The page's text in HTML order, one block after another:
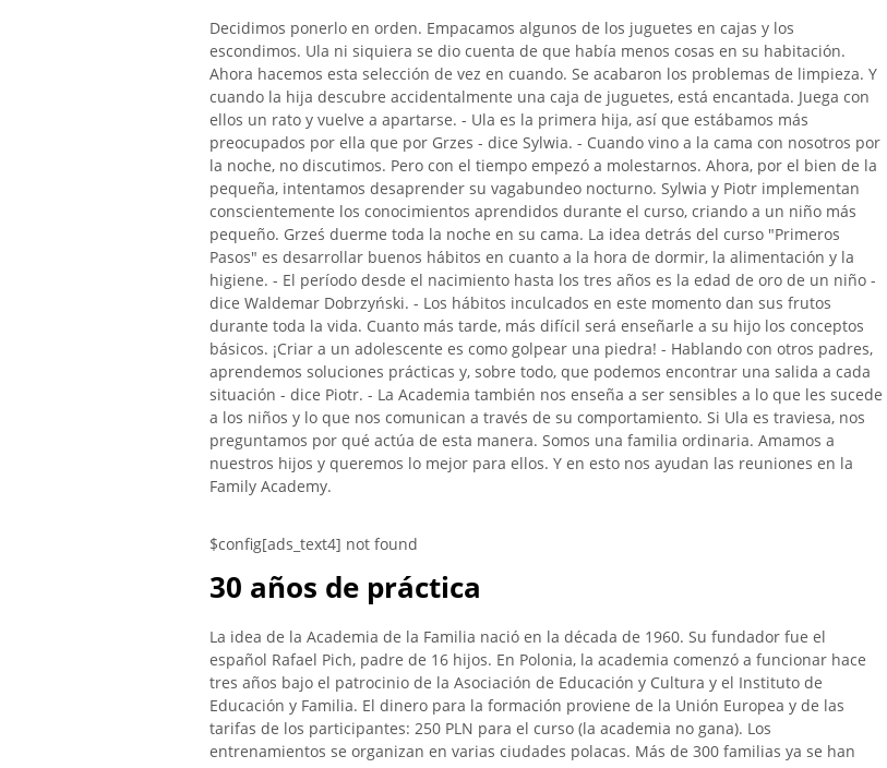
Decidimos ponerlo en orden. Empacamos algunos de los juguetes en cajas y los
escondimos. Ula ni siquiera se dio cuenta de que había menos cosas en su habitación.
Ahora hacemos esta selección de vez en cuando. Se acabaron los problemas de limpieza. Y
cuando la hija descubre accidentalmente una caja de juguetes, está encantada. Juega con
ellos un rato y vuelve a apartarse. - Ula es la primera hija, así que estábamos más
preocupados por ella que por Grzes - dice Sylwia. - Cuando vino a la cama con nosotros por
la noche, no discutimos. Pero con el tiempo empezó a molestarnos. Ahora, por el bien de la
pequeña, intentamos desaprender su vagabundeo nocturno. Sylwia y Piotr implementan
conscientemente los conocimientos aprendidos durante el curso, criando a un niño más
pequeño. Grześ duerme toda la noche en su cama. La idea detrás del curso "Primeros
Pasos" es desarrollar buenos hábitos en cuanto a la hora de dormir, la alimentación y la
higiene. - El período desde el nacimiento hasta los tres años es la edad de oro de un niño -
dice Waldemar Dobrzyński. - Los hábitos inculcados en este momento dan sus frutos
durante toda la vida. Cuanto más tarde, más difícil será enseñarle a su hijo los conceptos
básicos. ¡Criar a un adolescente es como golpear una piedra! - Hablando con otros padres,
aprendemos soluciones prácticas y, sobre todo, que podemos encontrar una salida a cada
situación - dice Piotr. - La Academia también nos enseña a ser sensibles a lo que les sucede
a los niños y lo que nos comunican a través de su comportamiento. Si Ula es traviesa, nos
preguntamos por qué actúa de esta manera. Somos una familia ordinaria. Amamos a
nuestros hijos y queremos lo mejor para ellos. Y en esto nos ayudan las reuniones en la
Family Academy.
$config[ads_text4] not found
30 años de práctica
La idea de la Academia de la Familia nació en la década de 1960. Su fundador fue el
español Rafael Pich, padre de 16 hijos. En Polonia, la academia comenzó a funcionar hace
tres años bajo el patrocinio de la Asociación de Educación y Cultura y el Instituto de
Educación y Familia. El dinero para la formación proviene de la Unión Europea y de las
tarifas de los participantes: 250 PLN para el curso (la academia no gana). Los
entrenamientos se organizan en varias ciudades polacas. Más de 300 familias ya se han